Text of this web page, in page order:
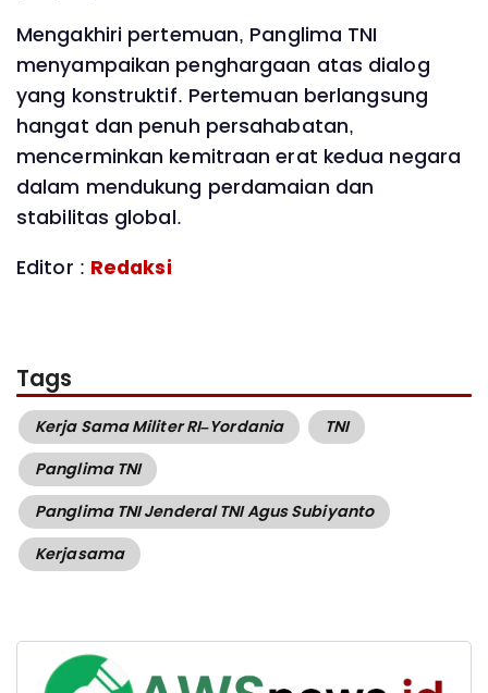
Mengakhiri pertemuan, Panglima TNI
menyampaikan penghargaan atas dialog
yang konstruktif. Pertemuan berlangsung
hangat dan penuh persahabatan,
mencerminkan kemitraan erat kedua negara
dalam mendukung perdamaian dan
stabilitas global.
Editor : Redaksi
Tags
Kerja Sama Militer RI–Yordania
TNI
Panglima TNI
Panglima TNI Jenderal TNI Agus Subiyanto
Kerjasama